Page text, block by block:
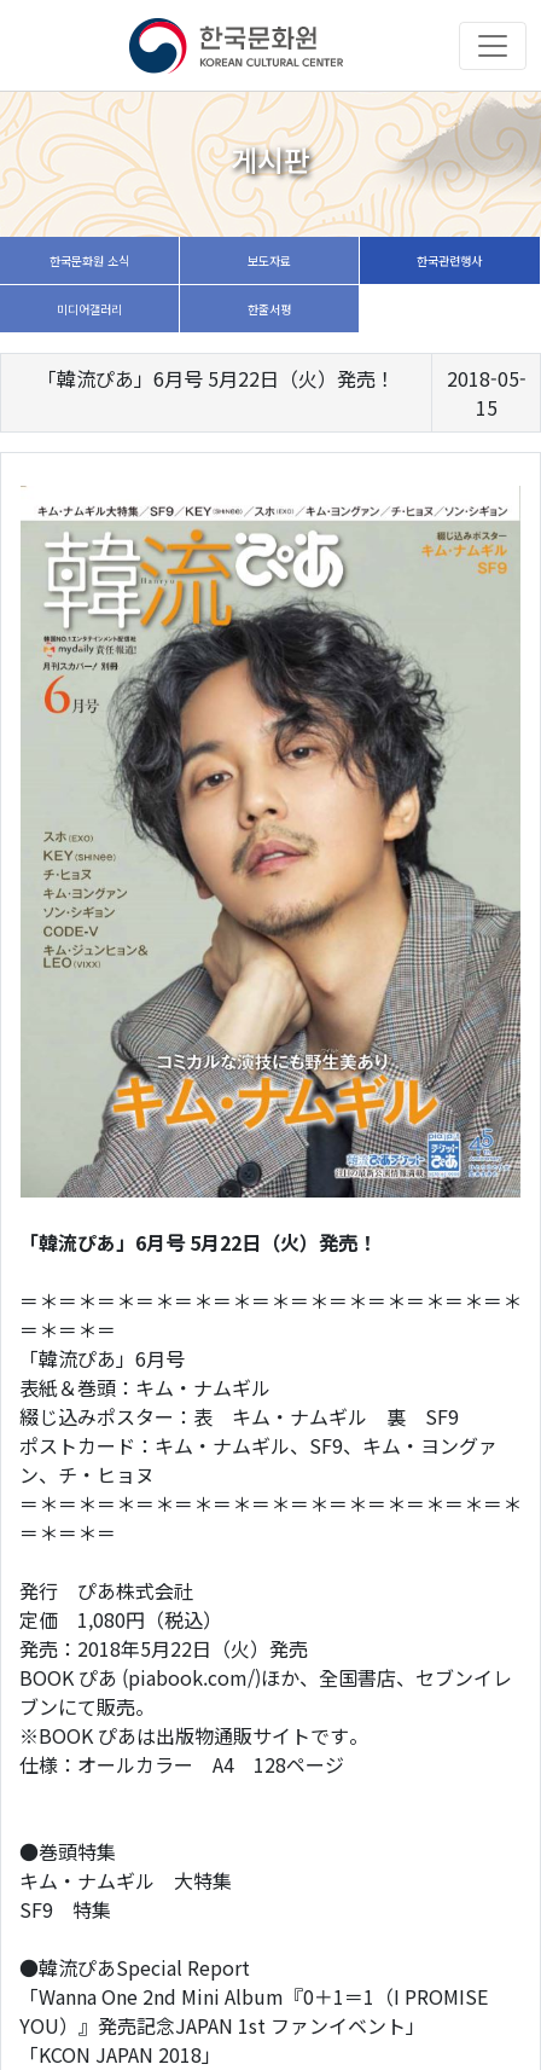
게시판
한국문화원 소식 보도자료 한국관련행사
미디어갤러리 한줄서평
「韓流ぴあ」6月号 5月22日（火）発売！
2018-05-
15
「韓流ぴあ」6月号 5月22日（火）発売！
＝＊＝＊＝＊＝＊＝＊＝＊＝＊＝＊＝＊＝＊＝＊＝＊＝＊
＝＊＝＊＝
「韓流ぴあ」6月号
表紙＆巻頭：キム・ナムギル
綴じ込みポスター：表 キム・ナムギル 裏 SF9
ポストカード：キム・ナムギル、SF9、キム・ヨングァ
ン、チ・ヒョヌ
＝＊＝＊＝＊＝＊＝＊＝＊＝＊＝＊＝＊＝＊＝＊＝＊＝＊
＝＊＝＊＝
発行 ぴあ株式会社
定価 1,080円（税込）
発売：2018年5月22日（火）発売
BOOK ぴあ (piabook.com/)ほか、全国書店、セブンイレ
ブンにて販売。
※BOOK ぴあは出版物通販サイトです。
仕様：オールカラー A4 128ページ
●巻頭特集
キム・ナムギル 大特集
SF9 特集
●韓流ぴあSpecial Report
「Wanna One 2nd Mini Album『0＋1＝1（I PROMISE
YOU）』発売記念JAPAN 1st ファンイベント」
「KCON JAPAN 2018」